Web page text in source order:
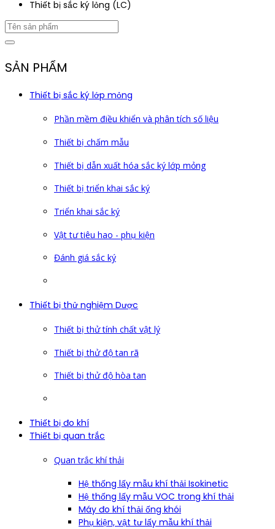
Thiết bị sắc ký lỏng (LC)
SẢN PHẨM
Thiết bị sắc ký lớp mỏng
Phần mềm điều khiển và phân tích số liệu
Thiết bị chấm mẫu
Thiết bị dẫn xuất hóa sắc ký lớp mỏng
Thiết bị triển khai sắc ký
Triển khai sắc ký
Vật tư tiêu hao - phụ kiện
Đánh giá sắc ký
Thiết bị thử nghiệm Dược
Thiết bị thử tính chất vật lý
Thiết bị thử độ tan rã
Thiết bị thử độ hòa tan
Thiết bị đo khí
Thiết bị quan trắc
Quan trắc khí thải
Hệ thống lấy mẫu khí thải Isokinetic
Hệ thống lấy mẫu VOC trong khí thải
Máy đo khí thải ống khói
Phụ kiện, vật tư lấy mẫu khí thải